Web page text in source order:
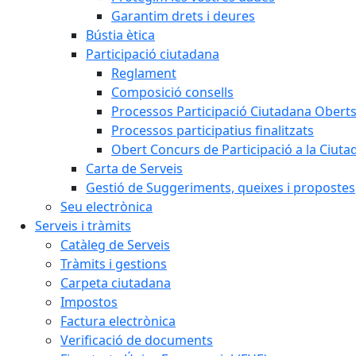
Garantim drets i deures
Bústia ètica
Participació ciutadana
Reglament
Composició consells
Processos Participació Ciutadana Oberts
Processos participatius finalitzats
Obert Concurs de Participació a la
Carta de Serveis
Gestió de Suggeriments, queixes i propostes
Seu electrònica
Serveis i tràmits
Catàleg de Serveis
Tràmits i gestions
Carpeta ciutadana
Impostos
Factura electrònica
Verificació de documents